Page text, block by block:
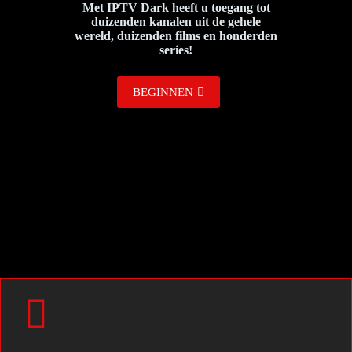
Met IPTV Dark heeft u toegang tot
duizenden kanalen uit de gehele
wereld, duizenden films en honderden
series!
BEGINNEN